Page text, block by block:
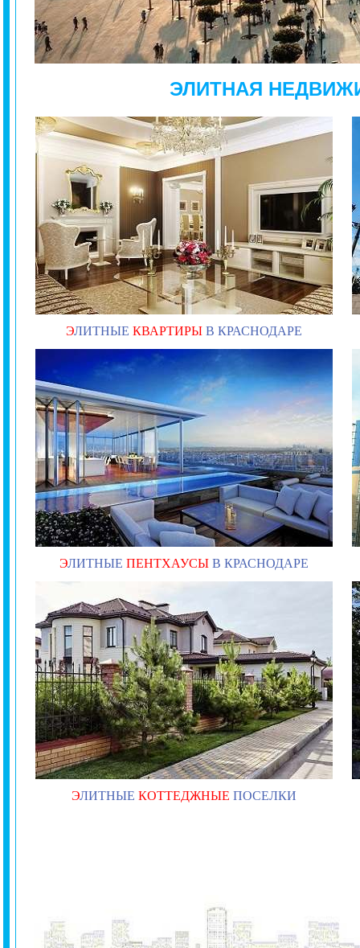
ЭЛИТНАЯ
ЭЛИТНЫЕ КВАРТИРЫ В КРАСНОДАРЕ
ЭЛИТНЫЕ ПЕНТХАУСЫ В КРАСНОДАРЕ
ЭЛИТНЫЕ КОТТЕДЖНЫЕ ПОСЕЛКИ